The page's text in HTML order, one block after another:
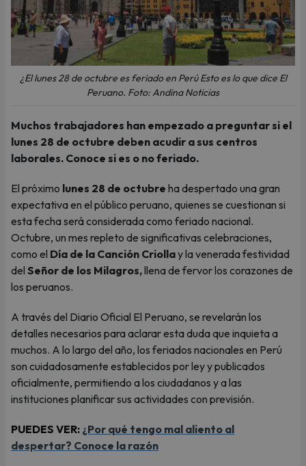
¿El lunes 28 de octubre es feriado en Perú Esto es lo que dice El
Peruano. Foto: Andina Noticias
Muchos trabajadores han empezado a preguntar si el
lunes 28 de octubre deben acudir a sus centros
laborales. Conoce si es o no feriado.
El próximo lunes 28 de octubre ha despertado una gran
expectativa en el público peruano, quienes se cuestionan si
esta fecha será considerada como feriado nacional.
Octubre, un mes repleto de significativas celebraciones,
como el Día de la Canción Criollay la venerada festividad
del Señor de los Milagros,llena de fervor los corazones de
los peruanos.
A través del Diario Oficial El Peruano, se revelarán los
detalles necesarios para aclarar esta duda que inquieta a
muchos. A lo largo del año, los feriados nacionales en Perú
son cuidadosamente establecidos por ley y publicados
oficialmente, permitiendo a los ciudadanos y a las
instituciones planificar sus actividades con previsión.
PUEDES VER: ¿Por qué tengo mal aliento al
despertar? Conoce la razón